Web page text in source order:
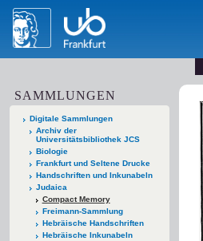
SAMMLUNGEN
Digitale Sammlungen
Archiv der
Universitätsbibliothek JCS
Biologie
Frankfurt und Seltene Drucke
Handschriften und Inkunabeln
Judaica
Compact Memory
Freimann-Sammlung
Hebräische Handschriften
Hebräische Inkunabeln